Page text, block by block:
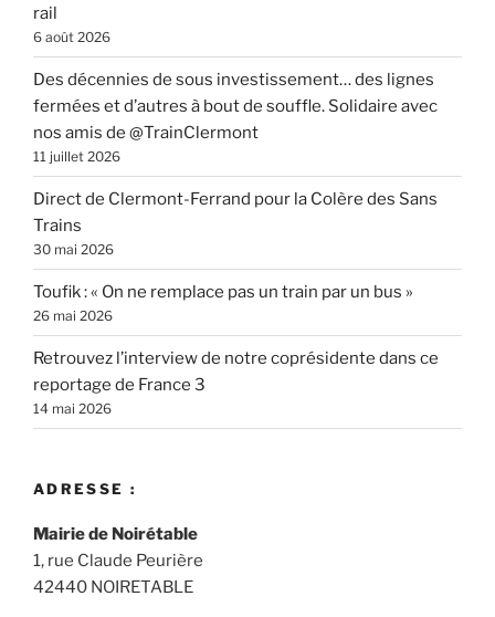
rail
6 août 2026
Des décennies de sous investissement… des lignes
fermées et d’autres à bout de souffle. Solidaire avec
nos amis de @TrainClermont
11 juillet 2026
Direct de Clermont-Ferrand pour la Colère des Sans
Trains
30 mai 2026
Toufik : « On ne remplace pas un train par un bus »
26 mai 2026
Retrouvez l’interview de notre coprésidente dans ce
reportage de France 3
14 mai 2026
ADRESSE :
Mairie de Noirétable
1, rue Claude Peurière
42440 NOIRETABLE